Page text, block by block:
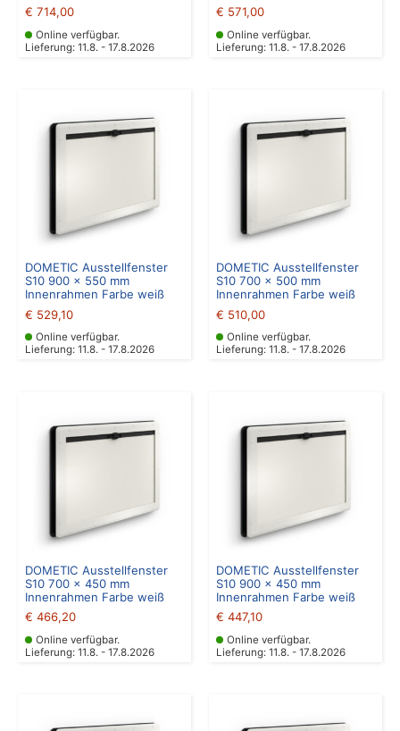
€ 714,00
Online verfügbar.
Lieferung: 11.8. - 17.8.2026
€ 571,00
Online verfügbar.
Lieferung: 11.8. - 17.8.2026
DOMETIC Ausstellfenster
S10 900 x 550 mm
Innenrahmen Farbe weiß
€ 529,10
Online verfügbar.
Lieferung: 11.8. - 17.8.2026
DOMETIC Ausstellfenster
S10 700 x 500 mm
Innenrahmen Farbe weiß
€ 510,00
Online verfügbar.
Lieferung: 11.8. - 17.8.2026
DOMETIC Ausstellfenster
S10 700 x 450 mm
Innenrahmen Farbe weiß
€ 466,20
Online verfügbar.
Lieferung: 11.8. - 17.8.2026
DOMETIC Ausstellfenster
S10 900 x 450 mm
Innenrahmen Farbe weiß
€ 447,10
Online verfügbar.
Lieferung: 11.8. - 17.8.2026